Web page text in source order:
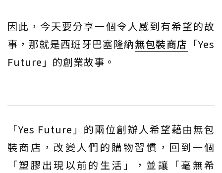
因此，今天要分享一個令人感到有希望的故
事，那就是西班牙巴塞隆納無包裝商店 「Yes
Future」的創業故事。
「Yes Future」的兩位創辦人希望藉由無包
裝商店，改變人們的購物習慣，回到一個
「塑膠出現以前的生活」，並讓「毫無希